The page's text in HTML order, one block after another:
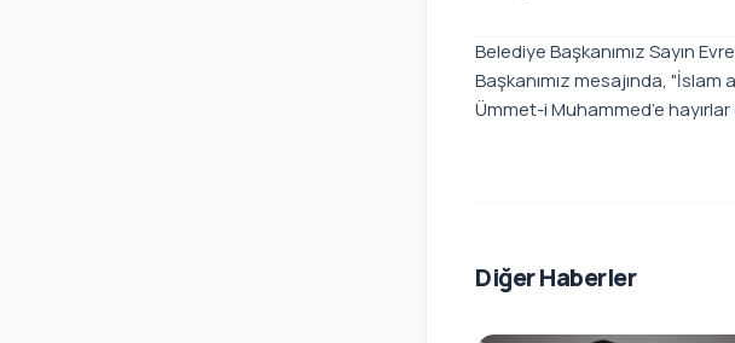
Belediye Başkanımız Sayın
Başkanımız mesajında,
Ümmet-i Muhammed’e
Diğer Haberler